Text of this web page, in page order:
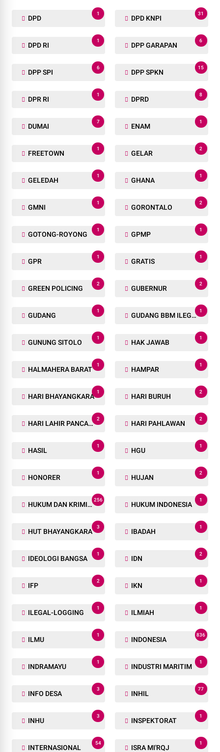
DPD
1
DPD KNPI
31
DPD RI
1
DPP GARAPAN
6
DPP SPI
6
DPP SPKN
15
DPR RI
1
DPRD
8
DUMAI
7
ENAM
1
FREETOWN
1
GELAR
2
GELEDAH
1
GHANA
1
GMNI
1
GORONTALO
2
GOTONG-ROYONG
1
GPMP
1
GPR
1
GRATIS
1
GREEN POLICING
2
GUBERNUR
2
GUDANG
1
GUDANG BBM ILEGAL
1
GUNUNG SITOLO
1
HAK JAWAB
1
HALMAHERA BARAT
1
HAMPAR
1
HARI BHAYANGKARA
1
HARI BURUH
2
HARI LAHIR PANCASILA
2
HARI PAHLAWAN
2
HASIL
1
HGU
1
HONORER
1
HUJAN
2
HUKUM DAN KRIMINAL
256
HUKUM INDONESIA
1
HUT BHAYANGKARA
3
IBADAH
1
IDEOLOGI BANGSA
1
IDN
2
IFP
2
IKN
1
ILEGAL-LOGGING
1
ILMIAH
1
ILMU
1
INDONESIA
836
INDRAMAYU
1
INDUSTRI MARITIM
1
INFO DESA
3
INHIL
77
INHU
3
INSPEKTORAT
1
INTERNASIONAL
54
ISRA MI'RQJ
1